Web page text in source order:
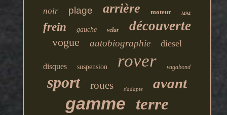
noir plage arrière moteur l494
frein gauche velar découverte
vogue autobiographie diesel
disques suspension rover vagabond
sport roues s'adapte avant
gamme terre